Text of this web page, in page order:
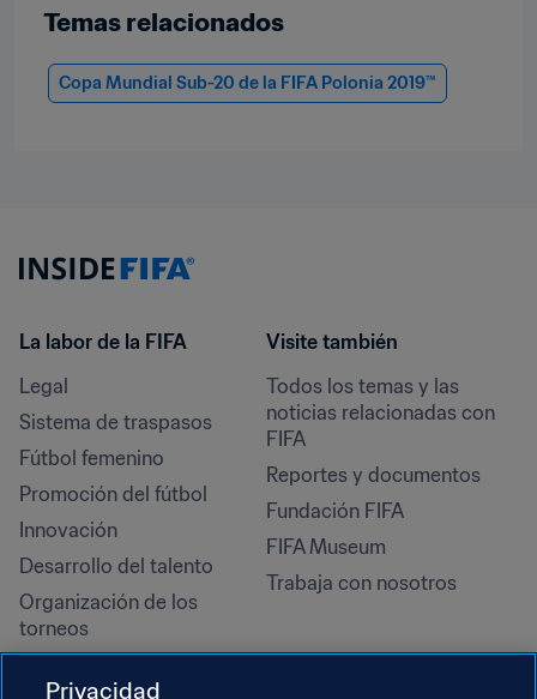
Temas relacionados
Copa Mundial Sub-20 de la FIFA Polonia 2019™
La labor de la FIFA
Legal
Sistema de traspasos
Fútbol femenino
Promoción del fútbol
Innovación
Desarrollo del talento
Organización de los
torneos
Visite también
Todos los temas y las
noticias relacionadas con
FIFA
Reportes y documentos
Fundación FIFA
FIFA Museum
Trabaja con nosotros
Privacidad